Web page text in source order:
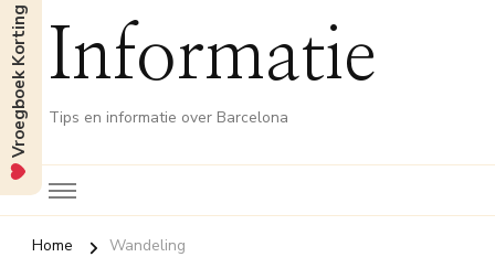
Informatie
Tips en informatie over Barcelona
Home Wandeling
Vroegboek Korting